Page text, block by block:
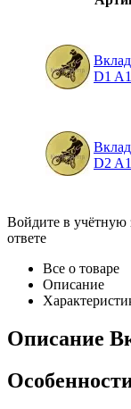
D1
D2
Войдите в учётную
ответе
Все о товаре
Описание
Описание